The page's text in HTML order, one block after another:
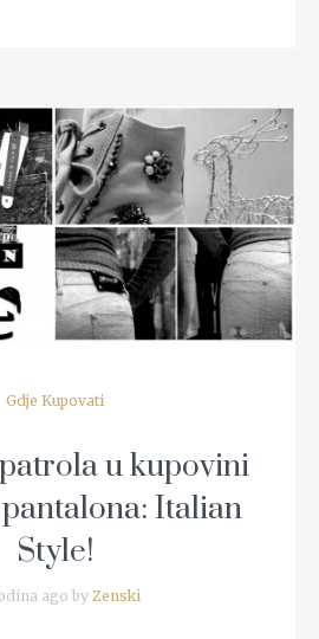
READ MORE
Gdje Kupovati
u kupovini
Italian
Style!
ago by Zenski